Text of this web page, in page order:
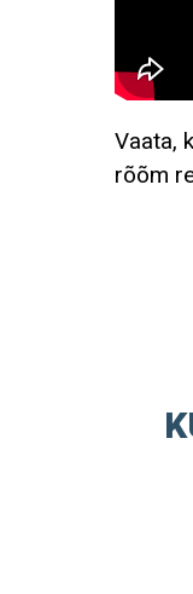
Vaata,
rõõm